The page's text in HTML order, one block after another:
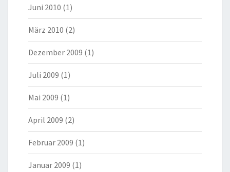
Juni 2010 (1)
März 2010 (2)
Dezember 2009 (1)
Juli 2009 (1)
Mai 2009 (1)
April 2009 (2)
Februar 2009 (1)
Januar 2009 (1)